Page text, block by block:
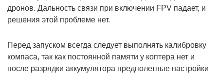
дронов. Дальность связи при включении FPV падает, и
решения этой проблеме нет.
Перед запуском всегда следует выполнять калибровку
компаса, так как постоянной памяти у коптера нет и
после разрядки аккумулятора предполетные настройки